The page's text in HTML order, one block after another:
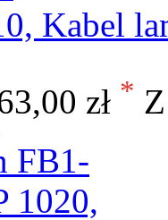
Kabel
zł *